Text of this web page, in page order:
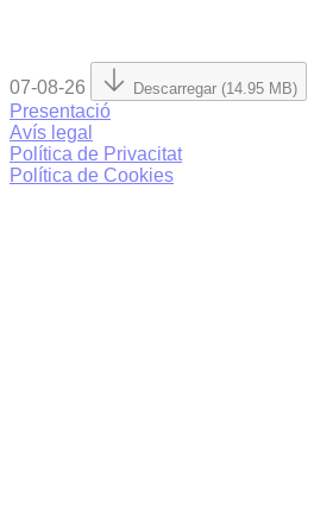
07-08-26 Descarregar (14.95 MB)
Presentació
Avís legal
Política de Privacitat
Política de Cookies